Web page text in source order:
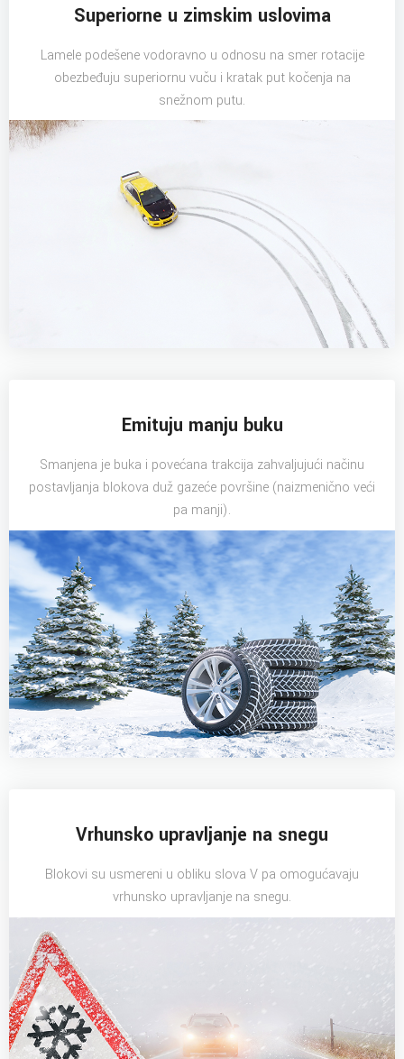
Superiorne u zimskim uslovima
Lamele podešene vodoravno u odnosu na smer rotacije
obezbeđuju superiornu vuču i kratak put kočenja na
snežnom putu.
Emituju manju buku
Smanjena je buka i povećana trakcija zahvaljujući načinu
postavljanja blokova duž gazeće površine (naizmenično veći
pa manji).
Vrhunsko upravljanje na snegu
Blokovi su usmereni u obliku slova V pa omogućavaju
vrhunsko upravljanje na snegu.